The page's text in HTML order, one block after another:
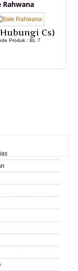
Rahwana
Cs)
Produk : BL 7